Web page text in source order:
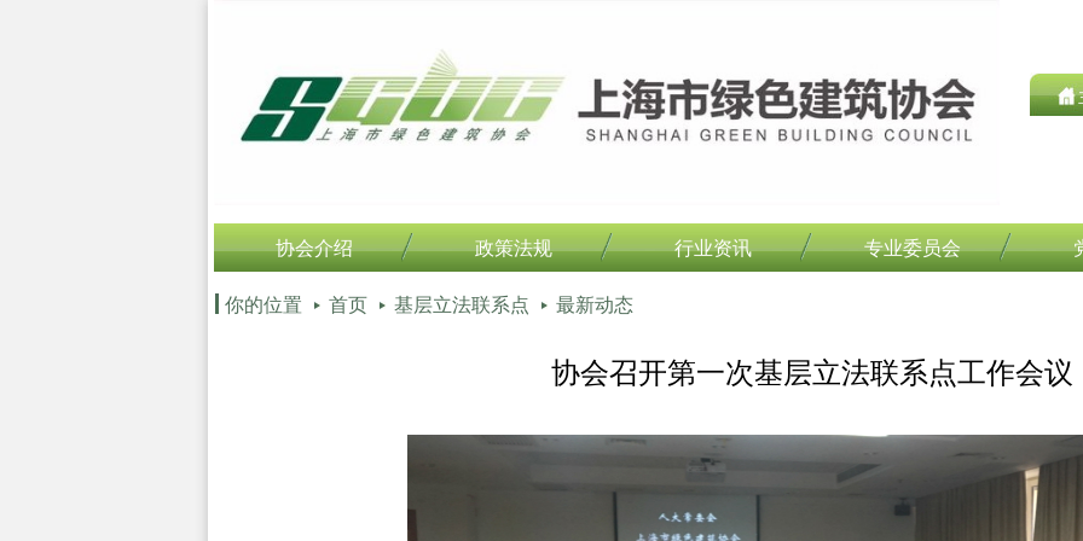
协会介绍 政策法规 行业资讯 专业委员会
你的位置 首页 基层立法联系点 最新动态
协会召开第一次基层立法联系点工作会议